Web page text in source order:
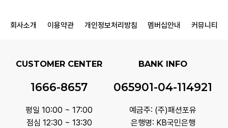
회사소개 이용약관 개인정보처리방침 멤버십안내 커뮤니티
CUSTOMER CENTER
1666-8657
평일 10:00 ~ 17:00
점심 12:30 ~ 13:30
BANK INFO
065901-04-114921
예금주: (주)패션포유
은행명: KB국민은행